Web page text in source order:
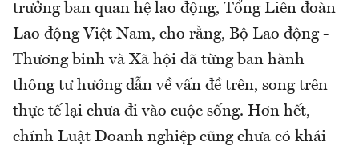
trưởng ban quan hệ lao động, Tổng Liên đoàn
Lao động Việt Nam, cho rằng, Bộ Lao động -
Thương binh và Xã hội đã từng ban hành
thông tư hướng dẫn về vấn đề trên, song trên
thực tế lại chưa đi vào cuộc sống. Hơn hết,
chính Luật Doanh nghiệp cũng chưa có khái